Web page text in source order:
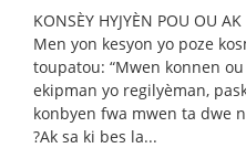
KONSÈY HYJYÈN POU OU
Men yon kesyon yo poze
toupatou: “Mwen konnen
ekipman yo regilyèman,
konbyen fwa mwen ta dwe
?Ak sa ki bes la...